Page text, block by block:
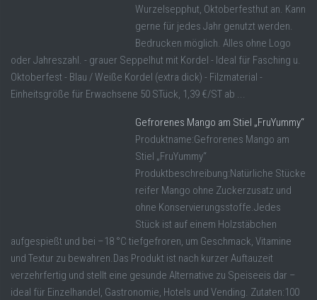
Wurzelsepphut, Oktoberfesthut an. Kann
gerne für jedes Jahr genutzt werden.
Bedrucken möglich. Alles ohne Logo
oder Jahreszahl. - grauer Seppelhut mit Kordel - Ideal für Fasching u.
Oktoberfest - Blau / Weiße Kordel (extra dick) - Filzmaterial -
Einheitsgröße für Erwachsene 50 STück, 1,39 €/ST ab ...
Gefrorenes Mango am Stiel „FruYummy“
Produktname:Gefrorenes Mango am
Stiel „FruYummy“
Produktbeschreibung:Natürliche Stücke
reifer Mango ohne Zuckerzusatz und
ohne Konservierungsstoffe.Jedes
Stück ist auf einem Holzstäbchen
aufgespießt und bei –18 °C tiefgefroren, um Geschmack, Vitamine
und Textur zu bewahren.Das Produkt ist nach kurzer Auftauzeit
verzehrfertig und stellt eine gesunde Alternative zu Speiseeis dar –
ideal für Einzelhandel, Gastronomie, Hotels und Vending. Zutaten:100